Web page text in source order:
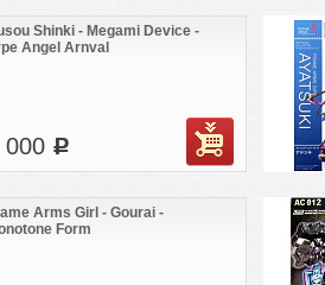
Shinki - Megami Device -
Angel Arnval
000 c
Arms Girl - Gourai -
Form